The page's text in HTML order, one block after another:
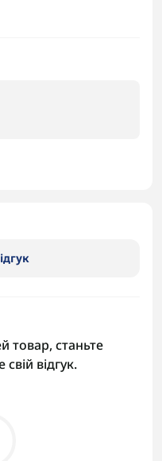
товар, станьте
відгук.